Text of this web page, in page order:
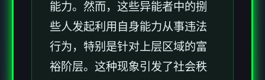
能力。然而，这些异能者中的捌
些人发起利用自身能力从事违法
行为，特别是针对上层区域的富
裕阶层。这种现象引发了社会秩